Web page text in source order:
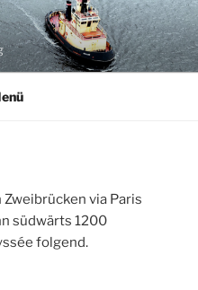
via Paris
südwärts 1200
folgend.